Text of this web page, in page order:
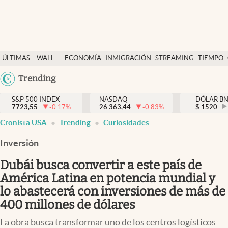
ÚLTIMAS
NOTICIAS
WALL
DÓLAR
ECONOMÍA INMIGRACIÓN STREAMING TIEMPO
México
Trending
Finanzas y economía
Wall Street y dólar
Inmigración
Espiritual
Streaming
S&P 500 INDEX
7723,55
-0.17%
NASDAQ
26.363,44
-0.83%
DÓLAR
$ 1520
Cronista USA Trending Curiosidades
Inversión
Dubái busca convertir a este país de
América Latina en potencia mundial y
lo abastecerá con inversiones de más de
400 millones de dólares
La obra busca transformar uno de los centros logísticos